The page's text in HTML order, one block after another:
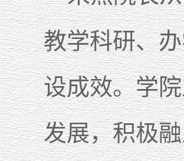
教学科研、
设成效。学
发展，积极